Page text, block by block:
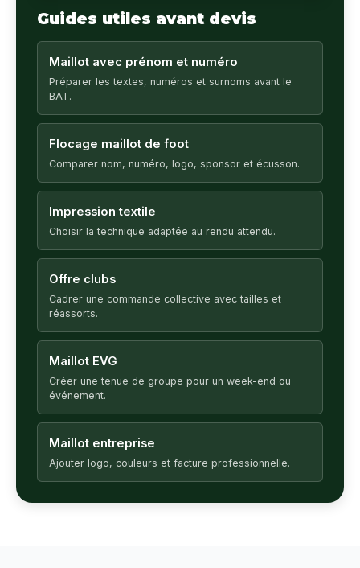
Guides utiles avant devis
Maillot avec prénom et numéro
Préparer les textes, numéros et surnoms avant le
BAT.
Flocage maillot de foot
Comparer nom, numéro, logo, sponsor et écusson.
Impression textile
Choisir la technique adaptée au rendu attendu.
Offre clubs
Cadrer une commande collective avec tailles et
réassorts.
Maillot EVG
Créer une tenue de groupe pour un week-end ou
événement.
Maillot entreprise
Ajouter logo, couleurs et facture professionnelle.